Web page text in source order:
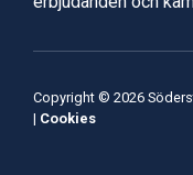
Copyright © 2026
| Cookies